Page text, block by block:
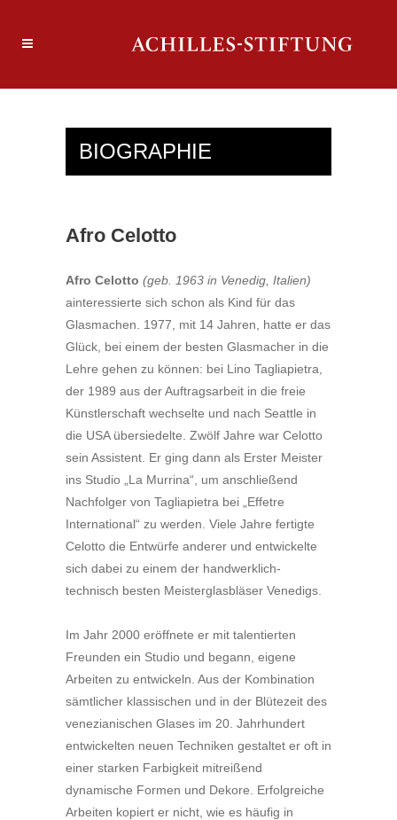
BIOGRAPHIE
Afro Celotto
Afro Celotto (geb. 1963 in Venedig, Italien)
ainteressierte sich schon als Kind für das
Glasmachen. 1977, mit 14 Jahren, hatte er das
Glück, bei einem der besten Glasmacher in die
Lehre gehen zu können: bei Lino Tagliapietra,
der 1989 aus der Auftragsarbeit in die freie
Künstlerschaft wechselte und nach Seattle in
die USA übersiedelte. Zwölf Jahre war Celotto
sein Assistent. Er ging dann als Erster Meister
ins Studio „La Murrina“, um anschließend
Nachfolger von Tagliapietra bei „Effetre
International“ zu werden. Viele Jahre fertigte
Celotto die Entwürfe anderer und entwickelte
sich dabei zu einem der handwerklich-
technisch besten Meisterglasbläser Venedigs.
Im Jahr 2000 eröffnete er mit talentierten
Freunden ein Studio und begann, eigene
Arbeiten zu entwickeln. Aus der Kombination
sämtlicher klassischen und in der Blütezeit des
venezianischen Glases im 20. Jahrhundert
entwickelten neuen Techniken gestaltet er oft in
einer starken Farbigkeit mitreißend
dynamische Formen und Dekore. Erfolgreiche
Arbeiten kopiert er nicht, wie es häufig in